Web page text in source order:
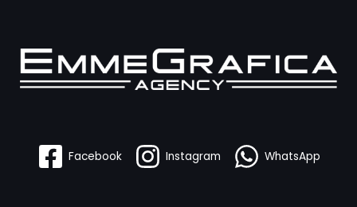
Facebook Instagram WhatsApp